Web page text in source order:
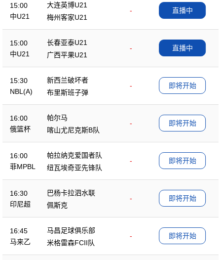
15:00
中U21
大连英博U21
-
梅州客家U21
直播中
15:00
中U21
长春亚泰U21
-
广西平果U21
直播中
15:30
NBL(A)
新西兰破坏者
-
布里斯班子弹
即将开始
16:00
俄篮杯
帕尔马
-
喀山尤尼克斯B队
即将开始
16:00
菲MPBL
帕拉纳克爱国者队
-
纽瓦埃奇亚先锋队
即将开始
16:30
印尼超
巴杨卡拉泗水联
-
佩斯克
即将开始
16:45
马来乙
马昌足球俱乐部
-
米格雷森FCII队
即将开始